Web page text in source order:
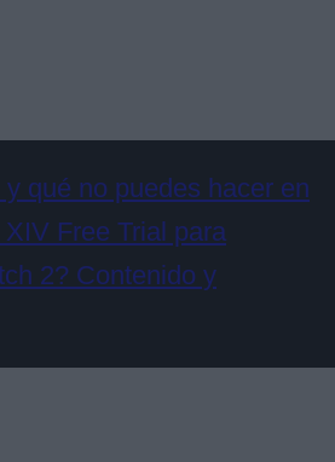
qué no puedes hacer en
Free Trial para
2? Contenido y